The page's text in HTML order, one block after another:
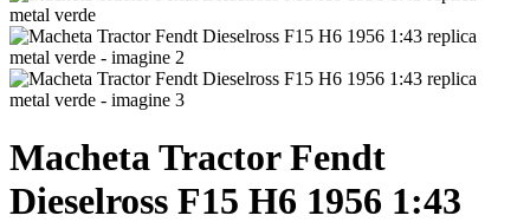
Macheta Tractor Fendt
Dieselross F15 H6 1956 1:43